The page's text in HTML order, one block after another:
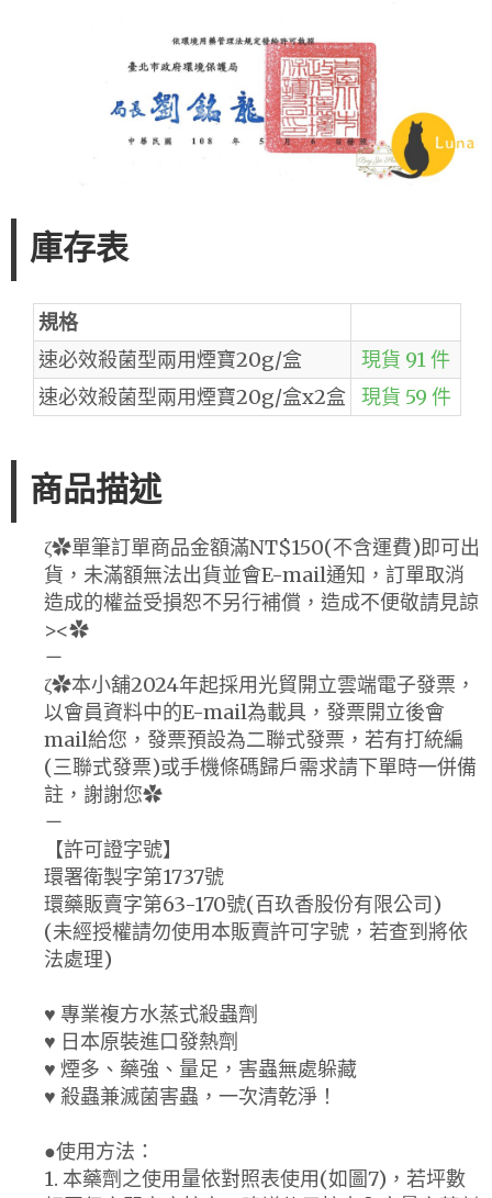
庫存表
規格
速必效殺菌型兩用煙寶20g/盒
現貨 91 件
速必效殺菌型兩用煙寶20g/盒x2盒
現貨 59 件
商品描述
ζ✿單筆訂單商品金額滿NT$150(不含運費)即可出
貨，未滿額無法出貨並會E-mail通知，訂單取消
造成的權益受損恕不另行補償，造成不便敬請見諒
><✿
－
ζ✿本小舖2024年起採用光貿開立雲端電子發票，
以會員資料中的E-mail為載具，發票開立後會
mail給您，發票預設為二聯式發票，若有打統編
(三聯式發票)或手機條碼歸戶需求請下單時一併備
註，謝謝您✿
－
【許可證字號】
環署衛製字第1737號
環藥販賣字第63-170號(百玖香股份有限公司)
(未經授權請勿使用本販賣許可字號，若查到將依
法處理)
♥ 專業複方水蒸式殺蟲劑
♥ 日本原裝進口發熱劑
♥ 煙多、藥強、量足，害蟲無處躲藏
♥ 殺蟲兼滅菌害蟲，一次清乾淨！
●使用方法：
1. 本藥劑之使用量依對照表使用(如圖7)，若坪數